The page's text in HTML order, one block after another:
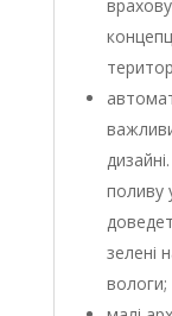
поливу
зелені
вологи;